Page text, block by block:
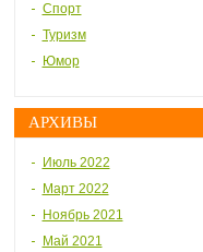
Спорт
Туризм
Юмор
АРХИВЫ
Июль 2022
Март 2022
Ноябрь 2021
Май 2021